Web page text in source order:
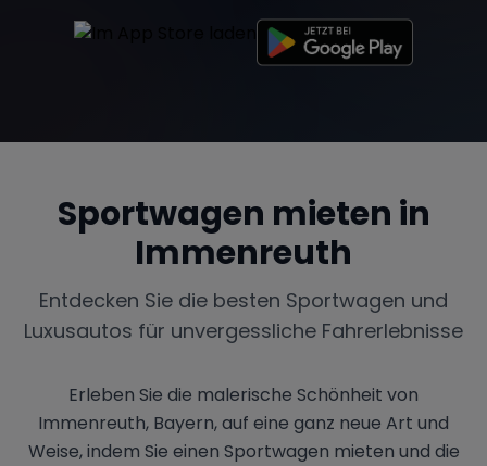
Sportwagen mieten in
Immenreuth
Entdecken Sie die besten Sportwagen und
Luxusautos für unvergessliche Fahrerlebnisse
Erleben Sie die malerische Schönheit von
Immenreuth, Bayern, auf eine ganz neue Art und
Weise, indem Sie einen Sportwagen mieten und die